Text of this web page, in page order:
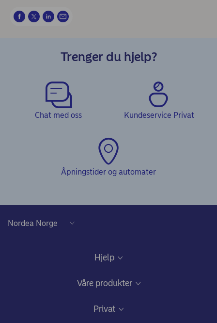
Trenger du hjelp?
Chat med oss Kundeservice Privat
Åpningstider og automater
Hjelp
Våre produkter
Privat